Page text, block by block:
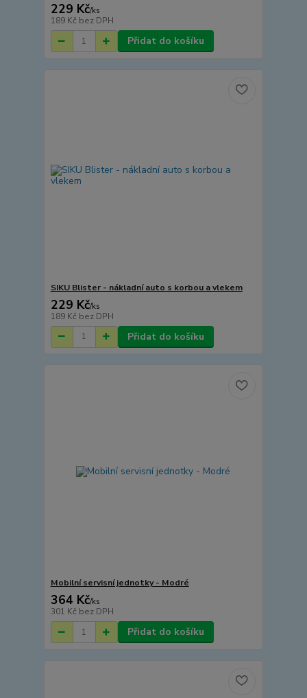
229 Kč/ks
189 Kč bez DPH
Přidat do košíku
SIKU Blister - nákladní auto s korbou a vlekem
229 Kč/ks
189 Kč bez DPH
Přidat do košíku
Mobilní servisní jednotky - Modré
364 Kč/ks
301 Kč bez DPH
Přidat do košíku